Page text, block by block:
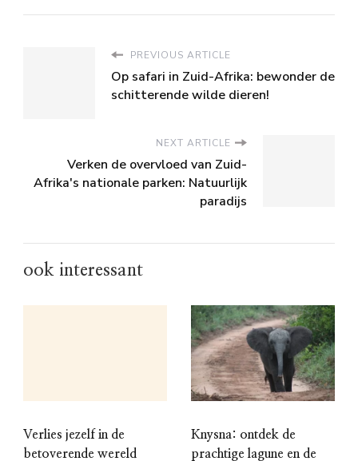
PREVIOUS ARTICLE
Op safari in Zuid-Afrika: bewonder de
schitterende wilde dieren!
NEXT ARTICLE
Verken de overvloed van Zuid-
Afrika's nationale parken: Natuurlijk
paradijs
ook interessant
Verlies jezelf in de
betoverende wereld
Knysna: ontdek de
prachtige lagune en de